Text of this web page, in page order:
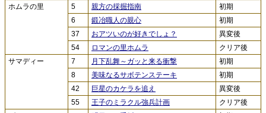
ホムラの里
5 親方の採掘指南
初期
6
鍛冶職人の親心
初期
37
おアツいのが好きでしょ？
異変後
54
ロマンの里ホムラ
クリア後
サマディー
7 月下乱舞～ガッと来る衝撃
初期
8
美味なるサボテンステーキ
初期
42
巨星のカケラを追え
異変後
55
王子のミラクル強兵計画
クリア後